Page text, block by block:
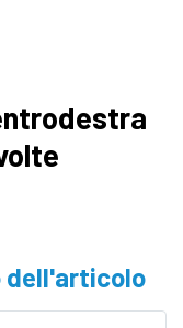
dell'articolo